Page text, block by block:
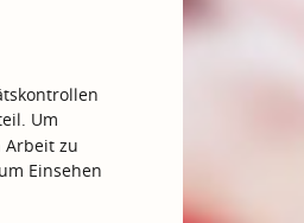
Um
Arbeit zu
Einsehen